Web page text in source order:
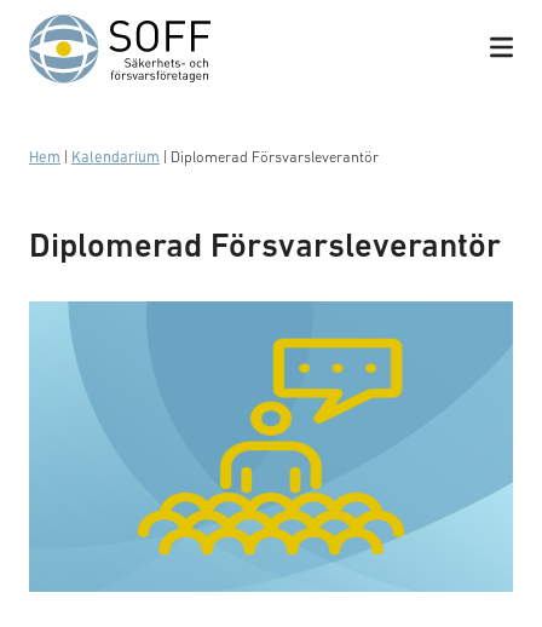
Hoppa till innehåll
Hem Kalendarium Diplomerad Försvarsleverantör
Diplomerad Försvarsleverantör